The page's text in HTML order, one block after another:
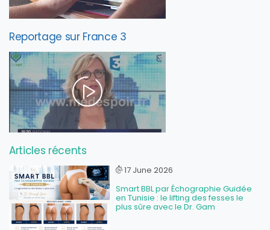
Reportage sur France 3
Articles récents
17 June 2026
Smart BBL par Échographie Guidée
en Tunisie : le lifting des fesses le
plus sûre avec le Dr. Gam